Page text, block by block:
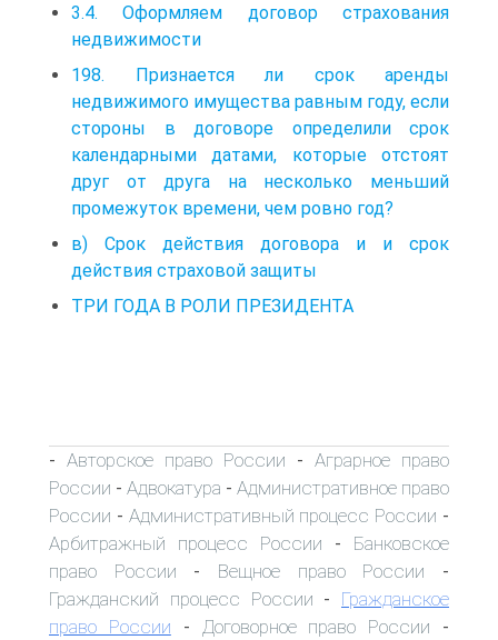
3.4. Оформляем договор страхования
недвижимости
198. Признается ли срок аренды
недвижимого имущества равным году, если
стороны в договоре определили срок
календарными датами, которые отстоят
друг от друга на несколько меньший
промежуток времени, чем ровно год?
в) Срок действия договора и и срок
действия страховой защиты
ТРИ ГОДА В РОЛИ ПРЕЗИДЕНТА
- Авторское право России - Аграрное право
России - Адвокатура - Административное право
России - Административный процесс России -
Арбитражный процесс России - Банковское
право России - Вещное право России -
Гражданский процесс России - Гражданское
право России - Договорное право России -